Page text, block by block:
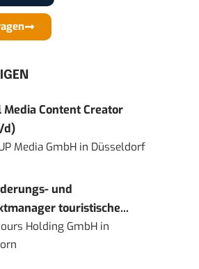
Media Content Creator
d)
Media GmbH in Düsseldorf
und
touristische...
Holding GmbH in